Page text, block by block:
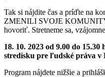
Tak si nájdite čas a príďte na
ZMENILI SVOJE
hovoriť. Stretneme sa,
18. 10. 2023 od 9.00 do 15.30
stredisku pre ľudské práva v
Program nájdete nižšie a